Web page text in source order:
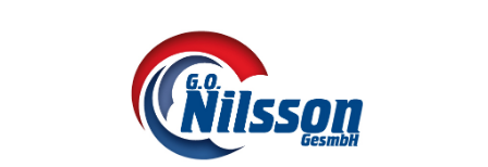
Zum Hauptinhalt springen